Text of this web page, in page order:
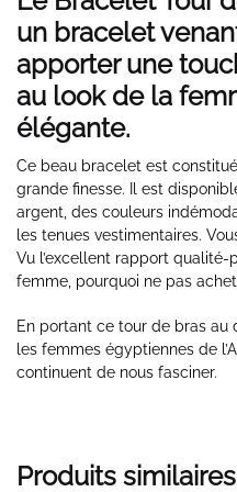
un bracelet
apporter une
au look de la
élégante.
Ce beau bracelet est
grande finesse. Il est
argent, des couleurs
les tenues vestimentaires.
Vu l’excellent rapport
femme, pourquoi ne pas
En portant ce tour de bras au
les femmes égyptiennes de
continuent de nous fasciner.
Produits similaires